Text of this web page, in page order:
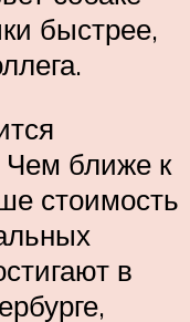
быстрее,
Чем ближе к
стоимость
в